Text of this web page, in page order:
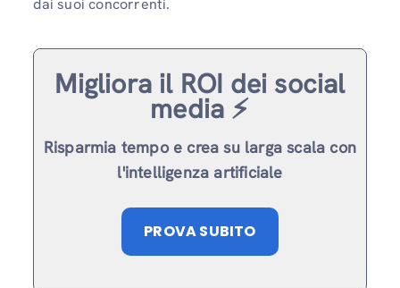
dai suoi concorrenti.
Migliora il ROI dei social
media ⚡️
Risparmia tempo e crea su larga scala con
l'intelligenza artificiale
PROVA SUBITO